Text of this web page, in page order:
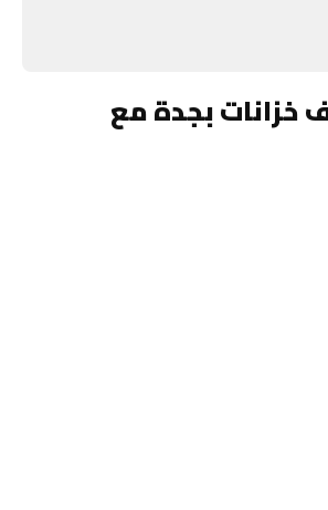
بجدة مع